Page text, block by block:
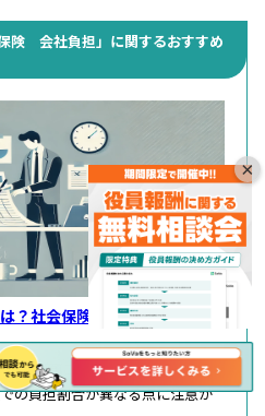
険 会社負担」に関するおすすめ
？社会保険の計算方法や会社
負担額について解説していま
の負担割合が異なる点に注意が
×